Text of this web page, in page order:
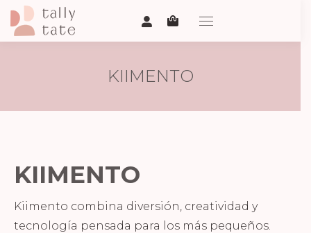
KIIMENTO
KIIMENTO
Kiimento combina diversión, creatividad y
tecnología pensada para los más pequeños.